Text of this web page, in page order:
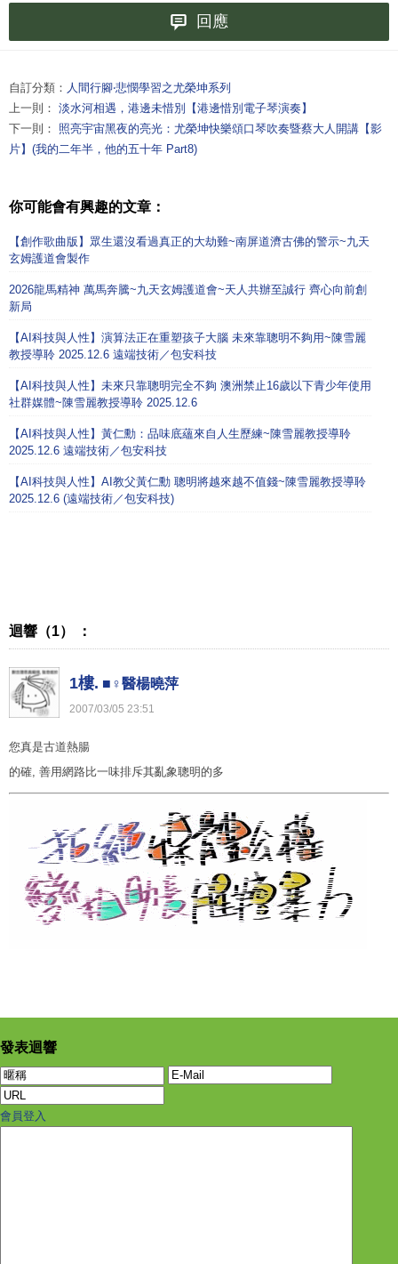
回應
自訂分類： 人間行腳‧悲憫學習之尤榮坤系列
上一則： 淡水河相遇，港邊未惜別【港邊惜別電子琴演奏】
下一則： 照亮宇宙黑夜的亮光：尤榮坤快樂頌口琴吹奏暨蔡大人開講【影
片】(我的二年半，他的五十年 Part8)
你可能會有興趣的文章：
【創作歌曲版】眾生還沒看過真正的大劫難~南屏道濟古佛的警示~九天
玄姆護道會製作
2026龍馬精神 萬馬奔騰~九天玄姆護道會~天人共辦至誠行 齊心向前創
新局
【AI科技與人性】演算法正在重塑孩子大腦 未來靠聰明不夠用~陳雪麗
教授導聆 2025.12.6 遠端技術／包安科技
【AI科技與人性】未來只靠聰明完全不夠 澳洲禁止16歲以下青少年使用
社群媒體~陳雪麗教授導聆 2025.12.6
【AI科技與人性】黃仁勳：品味底蘊來自人生歷練~陳雪麗教授導聆
2025.12.6 遠端技術／包安科技
【AI科技與人性】AI教父黃仁勳 聰明將越來越不值錢~陳雪麗教授導聆
2025.12.6 (遠端技術／包安科技)
迴響（1） ：
1樓. ■♀醫楊曉萍
2007/03/05 23:51
您真是古道熱腸
的確, 善用網路比一味排斥其亂象聰明的多
發表迴響
會員登入